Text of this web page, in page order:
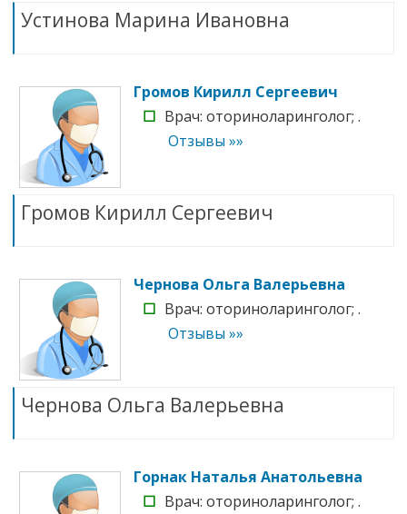
Устинова Марина Ивановна
Громов Кирилл Сергеевич
☐ Врач: оториноларинголог; .
Отзывы »»
Громов Кирилл Сергеевич
Чернова Ольга Валерьевна
☐ Врач: оториноларинголог; .
Отзывы »»
Чернова Ольга Валерьевна
Горнак Наталья Анатольевна
☐ Врач: оториноларинголог; .